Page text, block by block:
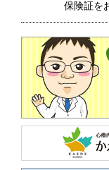
保険証を